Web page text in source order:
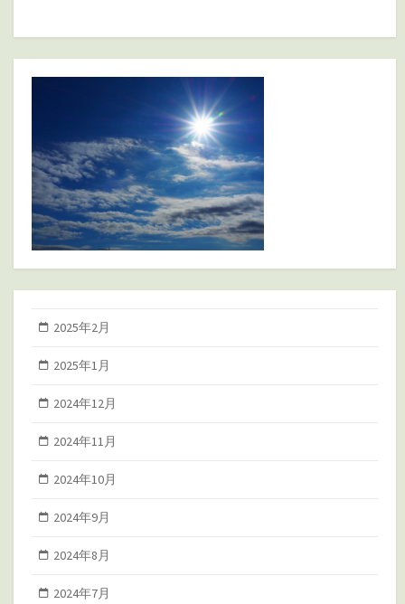
2025年2月
2025年1月
2024年12月
2024年11月
2024年10月
2024年9月
2024年8月
2024年7月